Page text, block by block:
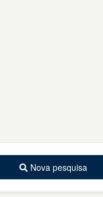
Nova pesquisa